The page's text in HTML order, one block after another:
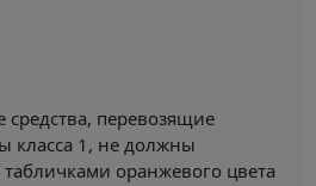
средства, перевозящие
класса 1, не должны
табличками оранжевого цвета